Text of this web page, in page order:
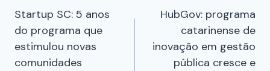
Startup SC: 5 anos
do programa que
estimulou novas
comunidades
HubGov: programa
catarinense de
inovação em gestão
pública cresce e